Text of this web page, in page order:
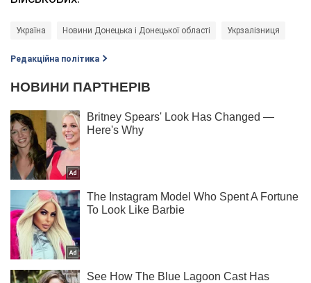
Україна Новини Донецька і Донецької області Укрзалізниця
Редакційна політика